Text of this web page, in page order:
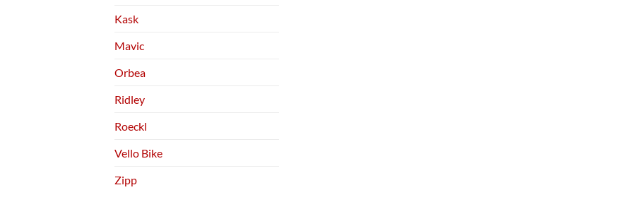
Kask
Mavic
Orbea
Ridley
Roeckl
Vello Bike
Zipp